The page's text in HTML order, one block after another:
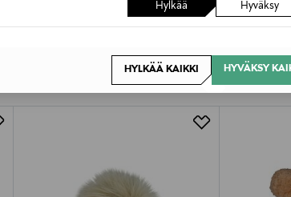
Hylkää Hyväksy
HYLKÄÄ KAIKKI HYVÄKSY